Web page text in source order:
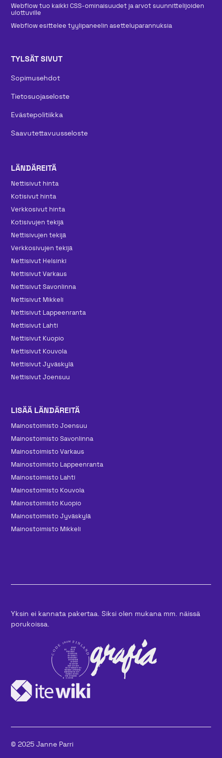
Webflow tuo kaikki CSS-ominaisuudet ja arvot suunnittelijoiden
ulottuville
Webflow esittelee tyylipaneelin asetteluparannuksia
TYLSÄT SIVUT
Sopimusehdot
Tietosuojaseloste
Evästepolitiikka
Saavutettavuusseloste
LÄNDÄREITÄ
Nettisivut hinta
Kotisivut hinta
Verkkosivut hinta
Kotisivujen tekijä
Nettisivujen tekijä
Verkkosivujen tekijä
Nettisivut Helsinki
Nettisivut Varkaus
Nettisivut Savonlinna
Nettisivut Mikkeli
Nettisivut Lappeenranta
Nettisivut Lahti
Nettisivut Kuopio
Nettisivut Kouvola
Nettisivut Jyväskylä
Nettisivut Joensuu
LISÄÄ LÄNDÄREITÄ
Mainos­toimisto Joensuu
Mainos­toimisto Savonlinna
Mainos­toimisto Varkaus
Mainos­toimisto Lappeenranta
Mainos­toimisto Lahti
Mainos­toimisto Kouvola
Mainos­toimisto Kuopio
Mainos­toimisto Jyväskylä
Mainos­toimisto Mikkeli
Yksin ei kannata pakertaa. Siksi olen mukana mm. näissä
porukoissa.
© 2025 Janne Parri